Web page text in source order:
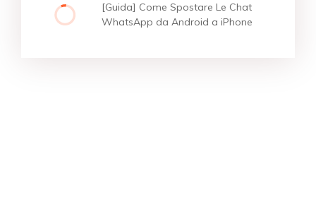
[Guida] Come Spostare Le Chat
WhatsApp da Android a iPhone